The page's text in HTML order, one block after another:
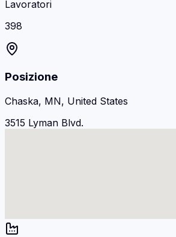
Lavoratori
398
Posizione
Chaska, MN, United States
3515 Lyman Blvd.